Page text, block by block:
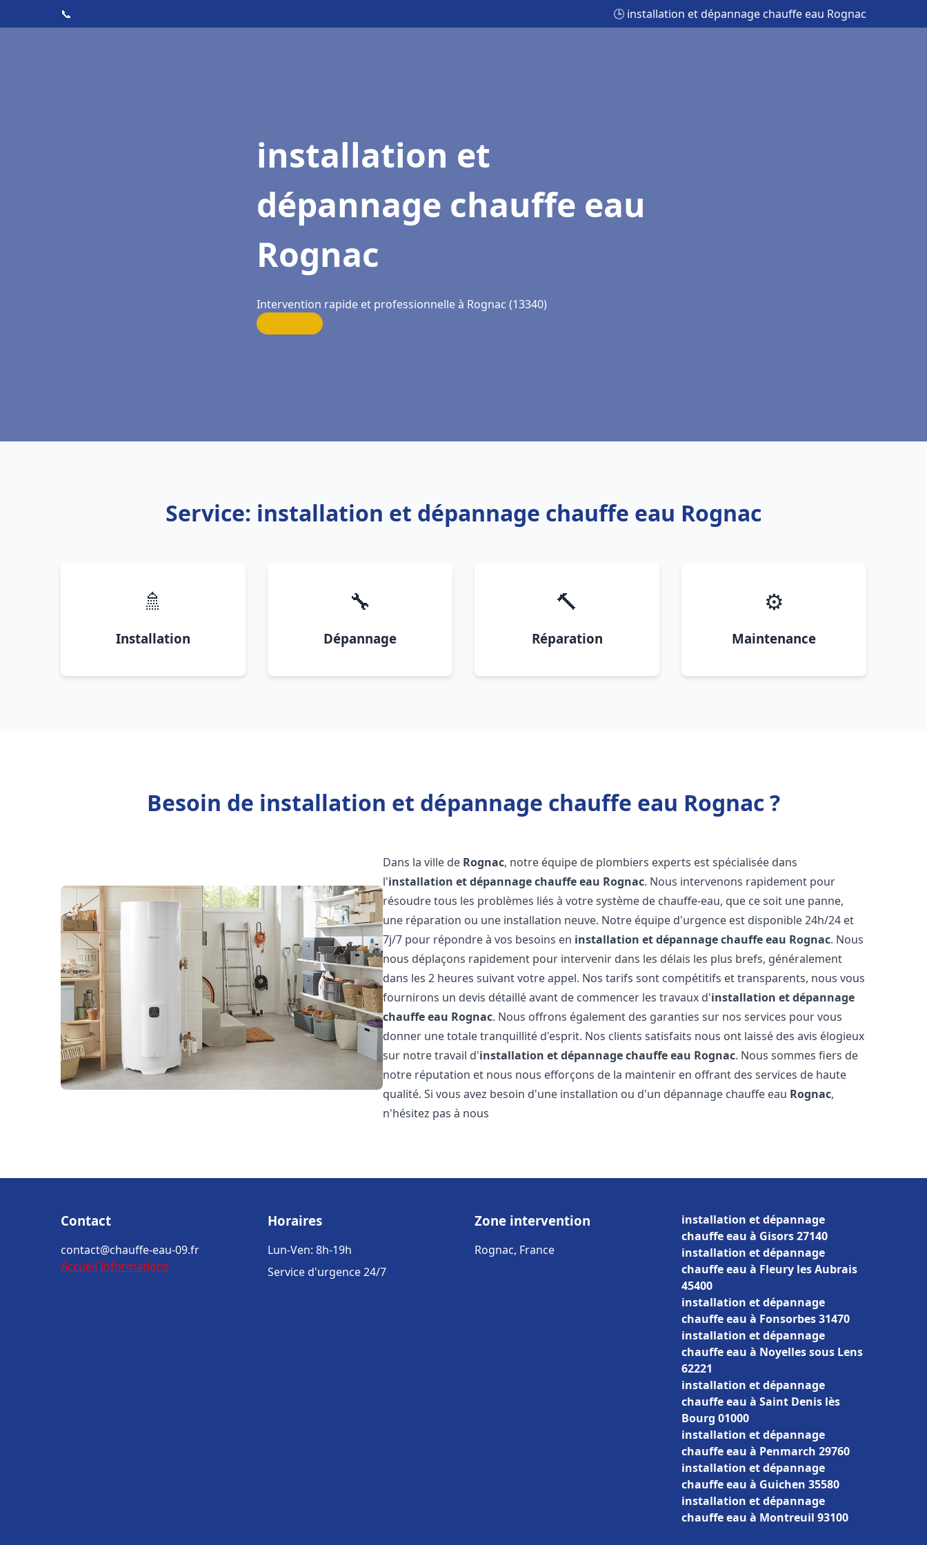
📞 🕒 installation et dépannage chauffe eau Rognac
installation et
dépannage chauffe eau
Rognac
Intervention rapide et professionnelle à Rognac (13340)
Service: installation et dépannage chauffe eau Rognac
🚿
Installation
🔧
Dépannage
🔨
Réparation
⚙️
Maintenance
Besoin de installation et dépannage chauffe eau Rognac ?
Dans la ville de Rognac, notre équipe de plombiers experts est spécialisée dans
l'installation et dépannage chauffe eau Rognac. Nous intervenons rapidement pour
résoudre tous les problèmes liés à votre système de chauffe-eau, que ce soit une panne,
une réparation ou une installation neuve. Notre équipe d'urgence est disponible 24h/24 et
7j/7 pour répondre à vos besoins en installation et dépannage chauffe eau Rognac. Nous
nous déplaçons rapidement pour intervenir dans les délais les plus brefs, généralement
dans les 2 heures suivant votre appel. Nos tarifs sont compétitifs et transparents, nous vous
fournirons un devis détaillé avant de commencer les travaux d'installation et dépannage
chauffe eau Rognac. Nous offrons également des garanties sur nos services pour vous
donner une totale tranquillité d'esprit. Nos clients satisfaits nous ont laissé des avis élogieux
sur notre travail d'installation et dépannage chauffe eau Rognac. Nous sommes fiers de
notre réputation et nous nous efforçons de la maintenir en offrant des services de haute
qualité. Si vous avez besoin d'une installation ou d'un dépannage chauffe eau Rognac,
n'hésitez pas à nous
Contact
contact@chauffe-eau-09.fr
Accueil Informations
Horaires
Lun-Ven: 8h-19h
Service d'urgence 24/7
Zone intervention
Rognac, France
installation et dépannage
chauffe eau à Gisors 27140
installation et dépannage
chauffe eau à Fleury les Aubrais
45400
installation et dépannage
chauffe eau à Fonsorbes 31470
installation et dépannage
chauffe eau à Noyelles sous Lens
62221
installation et dépannage
chauffe eau à Saint Denis lès
Bourg 01000
installation et dépannage
chauffe eau à Penmarch 29760
installation et dépannage
chauffe eau à Guichen 35580
installation et dépannage
chauffe eau à Montreuil 93100